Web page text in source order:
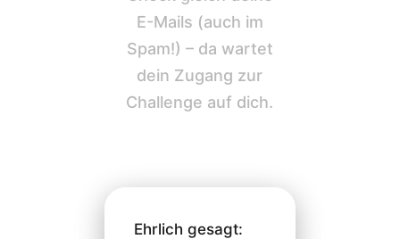
E-Mails (auch im
Spam!) – da wartet
dein Zugang zur
Challenge auf dich.
Ehrlich gesagt: